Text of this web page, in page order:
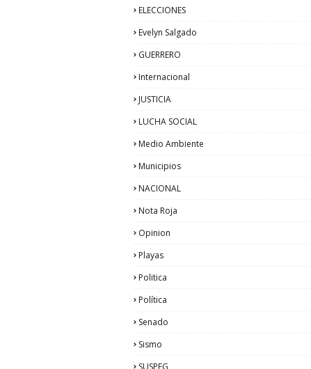
ELECCIONES
Evelyn Salgado
GUERRERO
Internacional
JUSTICIA
LUCHA SOCIAL
Medio Ambiente
Municipios
NACIONAL
Nota Roja
Opinion
Playas
Politica
Política
Senado
Sismo
SUSPEG